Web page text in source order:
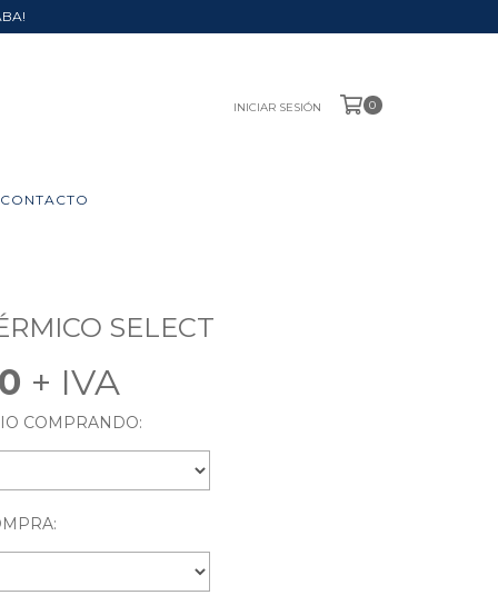
INICIAR SESIÓN 0
CONTACTO
SELECT
COMPRANDO: